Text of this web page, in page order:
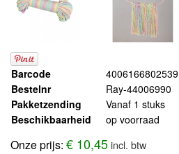
Barcode
4006166802539
Bestelnr
Ray-44006990
Pakketzending
Vanaf 1 stuks
Beschikbaarheid
op voorraad
Onze prijs: € 10,45incl. btw